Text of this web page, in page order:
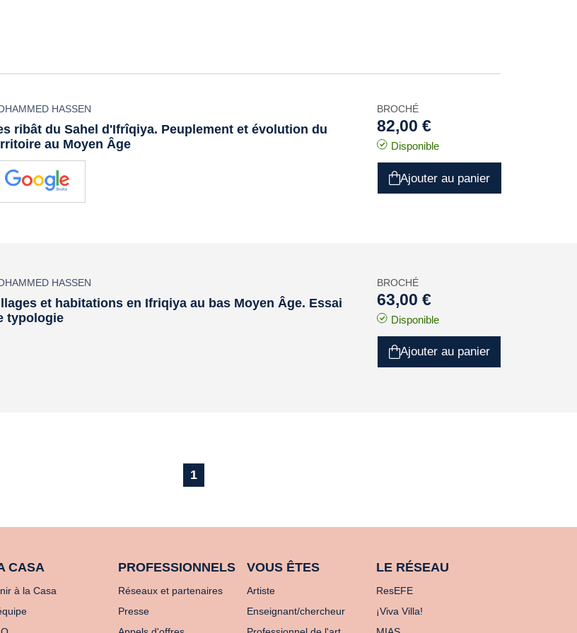
HASSEN
ribât du Sahel d'Ifrîqiya. Peuplement et évolution du
au Moyen Âge
BROCHÉ
82,00 €
Disponible
Ajouter au panier
HASSEN
et habitations en Ifriqiya au bas Moyen Âge. Essai
typologie
BROCHÉ
63,00 €
Disponible
Ajouter au panier
1
CASA
à la Casa
PROFESSIONNELS
Réseaux et partenaires
Presse
VOUS ÊTES
Artiste
Enseignant/chercheur
LE RÉSEAU
ResEFE
¡Viva Villa!